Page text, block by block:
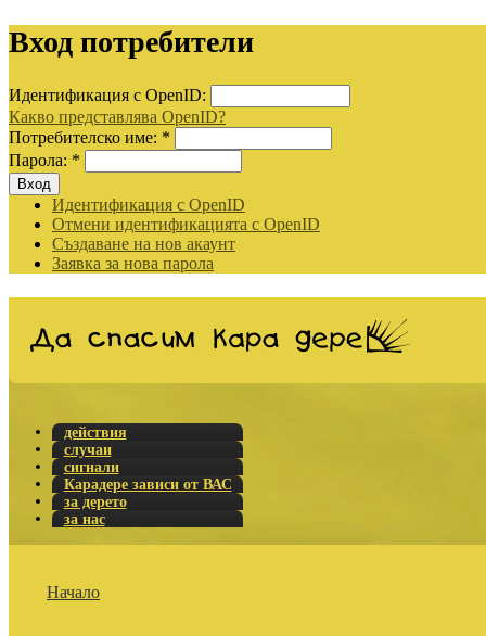
Вход потребители
Идентификация с OpenID:
Какво представлява OpenID?
Потребителско име: *
Парола: *
Идентификация с OpenID
Отмени идентификацията с OpenID
Създаване на нов акаунт
Заявка за нова парола
действия
случаи
сигнали
Карадере зависи от ВАС
за дерето
за нас
Начало